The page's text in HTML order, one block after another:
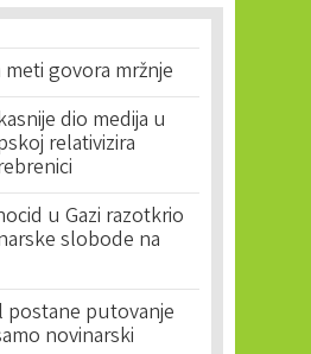
govora mržnje
dio medija u
relativizira
u Gazi razotkrio
slobode na
postane putovanje
novinarski